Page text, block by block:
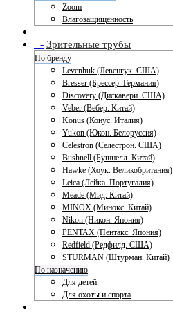
Zoom
Влагозащищенность
+- Зрительные трубы
По бренду
Levenhuk (Левенгук. США)
Bresser (Брессер. Германия)
Discovery (Дискавери. США)
Veber (Вебер. Китай)
Konus (Конус. Италия)
Yukon (Юкон. Белоруссия)
Celestron (Селестрон. США)
Bushnell (Бушнелл. Китай)
Hawke (Хоук. Великобритания)
Leica (Лейка. Португалия)
Meade (Мид. Китай)
MINOX (Минокс. Китай)
Nikon (Никон. Япония)
PENTAX (Пентакс. Япония)
Redfield (Редфилд. США)
STURMAN (Штурман. Китай)
По назначению
Для детей
Для охоты и спорта